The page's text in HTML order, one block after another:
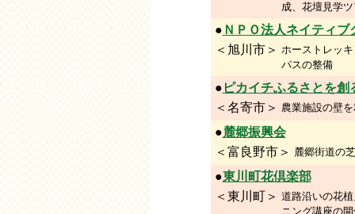
成、花壇見学
● ＮＰＯ法人ネイティブ
＜旭川市＞ ホーストレッ
パスの整備
● ピカイチふるさとを創
＜名寄市＞ 農業施設の壁
●麓郷振興会
＜富良野市＞ 麓郷街道の
●東川町花倶楽部
＜東川町＞ 道路沿いの花
ニング講座の